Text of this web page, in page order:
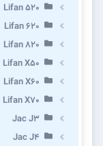
Lifan 520
Lifan 620
Lifan 820
Lifan X50
Lifan X60
Lifan X70
Jac J3
Jac J4